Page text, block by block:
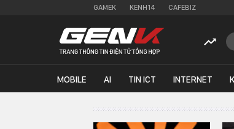
GAMEK KENH14 CAFEBIZ
MOBILE AI TIN ICT INTERNET